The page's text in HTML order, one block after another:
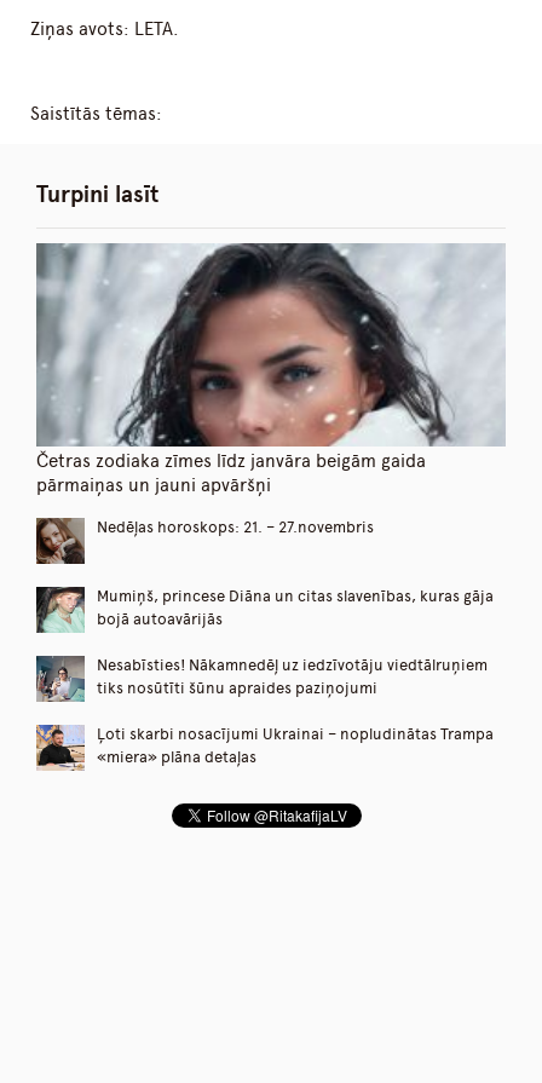
Ziņas avots: LETA.
Saistītās tēmas:
Turpini lasīt
Četras zodiaka zīmes līdz janvāra beigām gaida
pārmaiņas un jauni apvāršņi
Nedēļas horoskops: 21. – 27.novembris
Mumiņš, princese Diāna un citas slavenības, kuras gāja
bojā autoavārijās
Nesabīsties! Nākamnedēļ uz iedzīvotāju viedtālruņiem
tiks nosūtīti šūnu apraides paziņojumi
Ļoti skarbi nosacījumi Ukrainai – nopludinātas Trampa
«miera» plāna detaļas